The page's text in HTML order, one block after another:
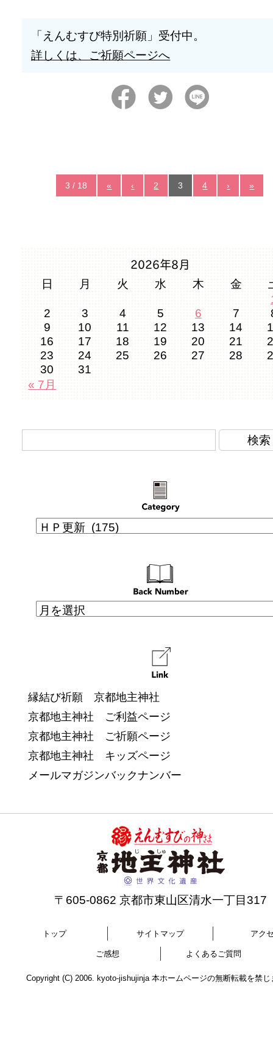
「えんむすび特別祈願」受付中。
詳しくは、ご祈願ページへ
3 / 18 « ‹ 2 3 4 › »
2026年8月
日 月 火 水 木 金
2
3 4 5 6 7
9
10 11 12 13 14
16
17 18 19 20 21
23
24 25 26 27 28
30
31
« 7月
縁結び祈願 京都地主神社
京都地主神社 ご利益ページ
京都地主神社 ご祈願ページ
京都地主神社 キッズページ
メールマガジンバックナンバー
〒605-0862 京都市東山区清水一丁目317
トップ サイトマップ アク
ご感想 よくあるご質問
Copyright (C) 2006. kyoto-jishujinja 本ホームページの無断転載を禁じ